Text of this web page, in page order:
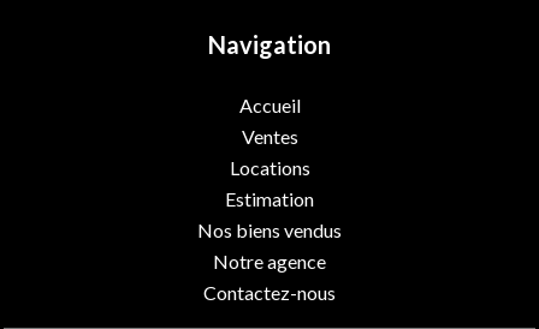
Navigation
Accueil
Ventes
Locations
Estimation
Nos biens vendus
Notre agence
Contactez-nous